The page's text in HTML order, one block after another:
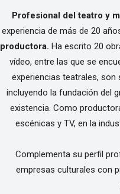
Profesional del teatro y
experiencia de más de 20
productora. Ha escrito 20
vídeo, entre las que se
experiencias teatrales,
incluyendo la fundación del
existencia. Como
escénicas y TV, en la
Complementa su perfil
empresas culturales con